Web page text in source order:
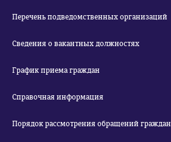
Перечень подведомственных организаций
Сведения о вакантных должностях
График приема граждан
Справочная информация
Порядок рассмотрения обращений граждан